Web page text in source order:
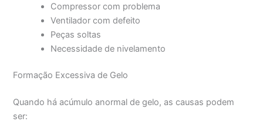
Compressor com problema
Ventilador com defeito
Peças soltas
Necessidade de nivelamento
Formação Excessiva de Gelo
Quando há acúmulo anormal de gelo, as causas podem
ser: